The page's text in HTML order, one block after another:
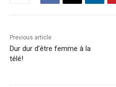
Previous article
Dur dur d’être femme à la
télé!